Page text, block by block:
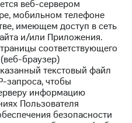
веб-сервером
мобильном телефоне
имеющем доступ в сеть
и/или Приложения.
соответствующего
браузер)
текстовый файл
запроса, чтобы
информацию
Пользователя
безопасности